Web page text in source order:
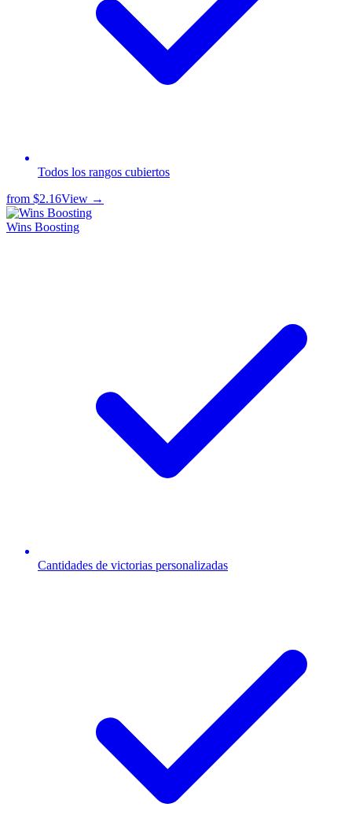
Todos los rangos cubiertos
from $2.16View →
Wins Boosting
Cantidades de victorias personalizadas